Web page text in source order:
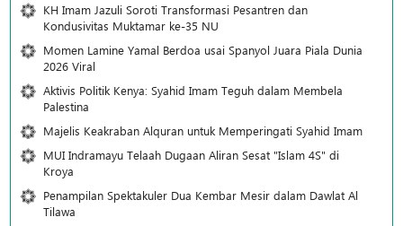
KH Imam Jazuli Soroti Transformasi Pesantren dan
Kondusivitas Muktamar ke-35 NU
Momen Lamine Yamal Berdoa usai Spanyol Juara Piala Dunia
2026 Viral
Aktivis Politik Kenya: Syahid Imam Teguh dalam Membela
Palestina
Majelis Keakraban Alquran untuk Memperingati Syahid Imam
MUI Indramayu Telaah Dugaan Aliran Sesat "Islam 4S" di
Kroya
Penampilan Spektakuler Dua Kembar Mesir dalam Dawlat Al
Tilawa